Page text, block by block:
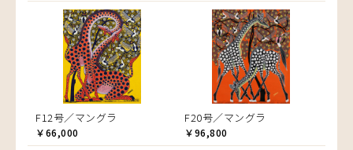
F12号／マングラ
￥66,000
F20号／マングラ
￥96,800